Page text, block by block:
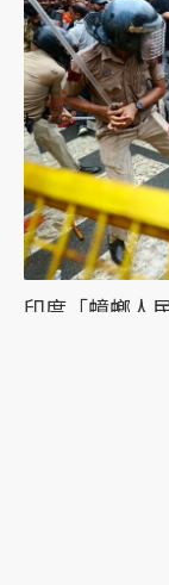
印度「蟑螂人